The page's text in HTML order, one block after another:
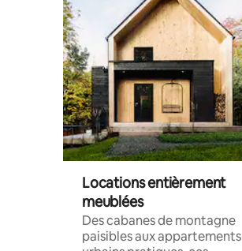
Locations entièrement
meublées
Des cabanes de montagne
paisibles aux appartements